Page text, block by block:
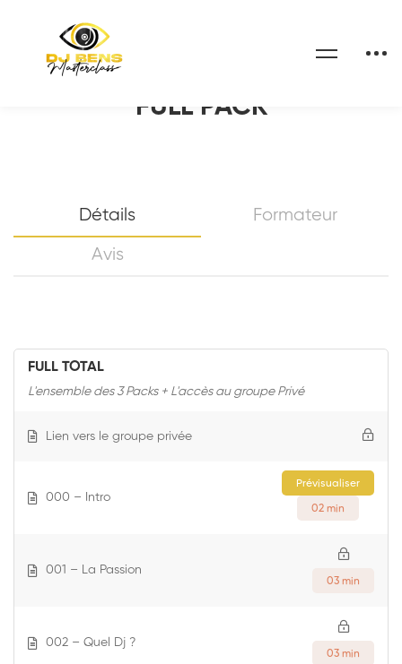
FULL PACK
Cours
Détails Formateur
Avis
FULL TOTAL
L'ensemble des 3 Packs + L'accès au groupe Privé
Lien vers le groupe privée
000 – Intro
02 min
001 – La Passion
03 min
002 – Quel Dj ?
03 min